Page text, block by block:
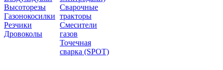
Высоторезы
Газонокосилки
Резчики
Дровоколы
Сварочные
тракторы
Смесители
газов
Точечная
сварка (SPOT)